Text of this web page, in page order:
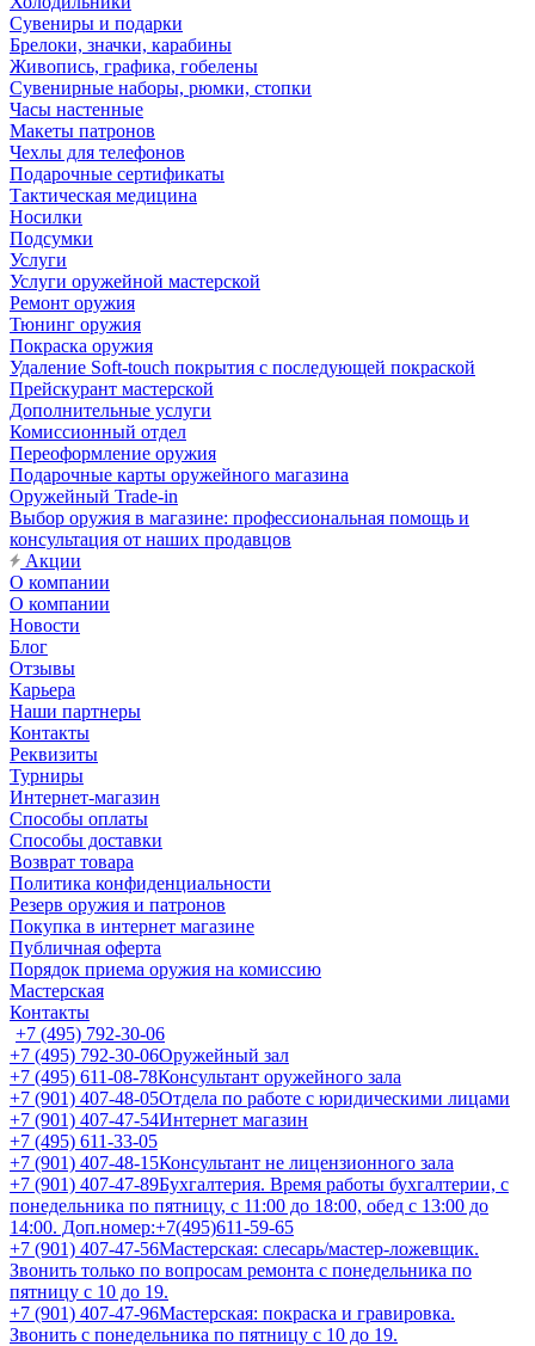
Сувениры и подарки
Брелоки, значки, карабины
Живопись, графика, гобелены
Сувенирные наборы, рюмки, стопки
Часы настенные
Макеты патронов
Чехлы для телефонов
Подарочные сертификаты
Тактическая медицина
Носилки
Подсумки
Услуги
Услуги оружейной мастерской
Ремонт оружия
Тюнинг оружия
Покраска оружия
Удаление Soft-touch покрытия с последующей покраской
Прейскурант мастерской
Дополнительные услуги
Комиссионный отдел
Переоформление оружия
Подарочные карты оружейного магазина
Оружейный Trade-in
Выбор оружия в магазине: профессиональная помощь и
консультация от наших продавцов
Акции
О компании
О компании
Новости
Блог
Отзывы
Карьера
Наши партнеры
Контакты
Реквизиты
Турниры
Интернет-магазин
Способы оплаты
Способы доставки
Возврат товара
Политика конфиденциальности
Резерв оружия и патронов
Покупка в интернет магазине
Публичная оферта
Порядок приема оружия на комиссию
Мастерская
Контакты
+7 (495) 792-30-06
+7 (495) 792-30-06Оружейный зал
+7 (495) 611-08-78Консультант оружейного зала
+7 (901) 407-48-05Отдела по работе с юридическими лицами
+7 (901) 407-47-54Интернет магазин
+7 (495) 611-33-05
+7 (901) 407-48-15Консультант не лицензионного зала
+7 (901) 407-47-89Бухгалтерия. Время работы бухгалтерии, с
понедельника по пятницу, с 11:00 до 18:00, обед с 13:00 до
14:00. Доп.номер:+7(495)611-59-65
+7 (901) 407-47-56Мастерская: слесарь/мастер-ложевщик.
Звонить только по вопросам ремонта с понедельника по
пятницу с 10 до 19.
+7 (901) 407-47-96Мастерская: покраска и гравировка.
Звонить с понедельника по пятницу с 10 до 19.